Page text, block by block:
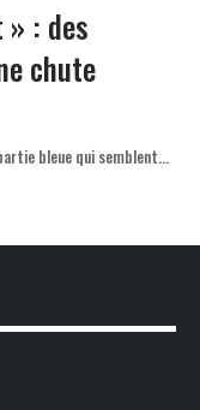
: des
chute
bleue qui semblent…